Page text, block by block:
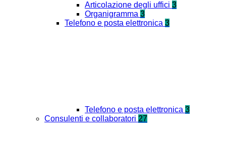
Articolazione degli uffici 3
Organigramma 3
Telefono e posta elettronica 3
Telefono e posta elettronica 3
Consulenti e collaboratori 27